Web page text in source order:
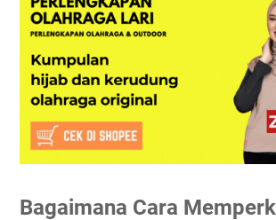
Bagaimana Cara